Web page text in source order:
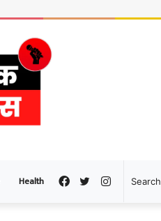
Health Instagram
Twitter
Facebook